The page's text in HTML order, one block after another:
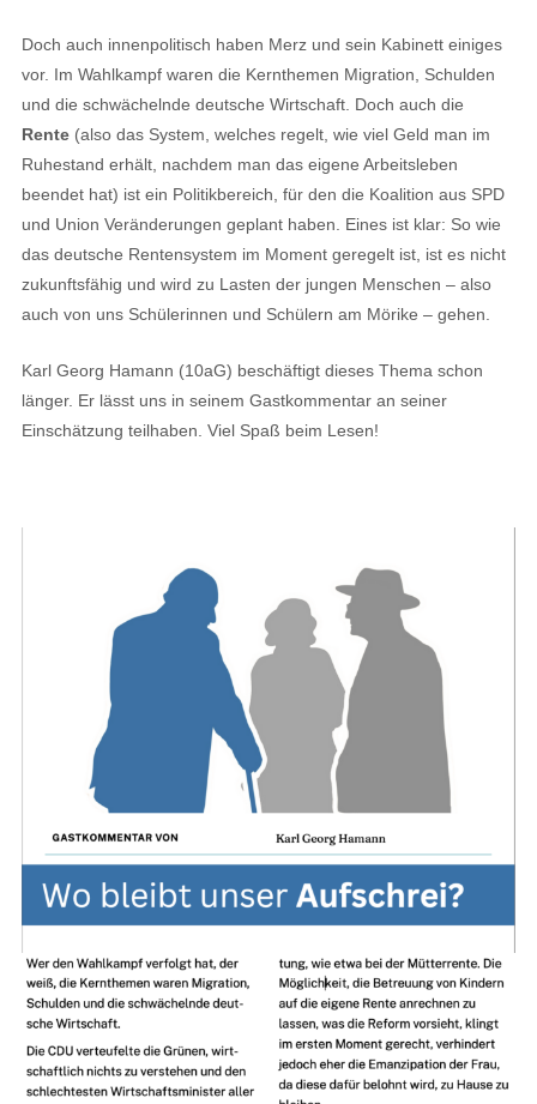
Doch auch innenpolitisch haben Merz und sein Kabinett einiges
vor. Im Wahlkampf waren die Kernthemen Migration, Schulden
und die schwächelnde deutsche Wirtschaft. Doch auch die
Rente(also das System, welches regelt, wie viel Geld man im
Ruhestand erhält, nachdem man das eigene Arbeitsleben
beendet hat) ist ein Politikbereich, für den die Koalition aus SPD
und Union Veränderungen geplant haben. Eines ist klar: So wie
das deutsche Rentensystem im Moment geregelt ist, ist es nicht
zukunftsfähig und wird zu Lasten der jungen Menschen – also
auch von uns Schülerinnen und Schülern am Mörike – gehen.
Karl Georg Hamann (10aG) beschäftigt dieses Thema schon
länger. Er lässt uns in seinem Gastkommentar an seiner
Einschätzung teilhaben. Viel Spaß beim Lesen!